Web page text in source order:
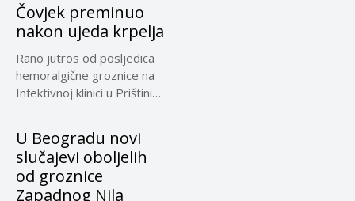
Čovjek preminuo
nakon ujeda krpelja
Rano jutros od posljedica
hemoralgične groznice na
Infektivnoj klinici u Prištini
U Beogradu novi
slučajevi oboljelih
od groznice
Zapadnog Nila